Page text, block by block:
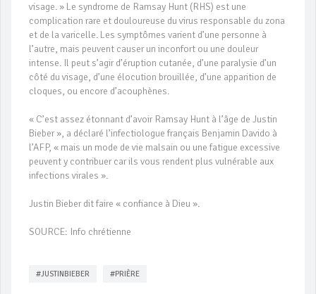
visage. » Le syndrome de Ramsay Hunt (RHS) est une
complication rare et douloureuse du virus responsable du zona
et de la varicelle. Les symptômes varient d’une personne à
l’autre, mais peuvent causer un inconfort ou une douleur
intense. Il peut s’agir d’éruption cutanée, d’une paralysie d’un
côté du visage, d’une élocution brouillée, d’une apparition de
cloques, ou encore d’acouphènes.
« C’est assez étonnant d’avoir Ramsay Hunt à l’âge de Justin
Bieber », a déclaré l’infectiologue français Benjamin Davido à
l’AFP, « mais un mode de vie malsain ou une fatigue excessive
peuvent y contribuer car ils vous rendent plus vulnérable aux
infections virales ».
Justin Bieber dit faire « confiance à Dieu ».
SOURCE: Info chrétienne
#JUSTINBIEBER #PRIÈRE